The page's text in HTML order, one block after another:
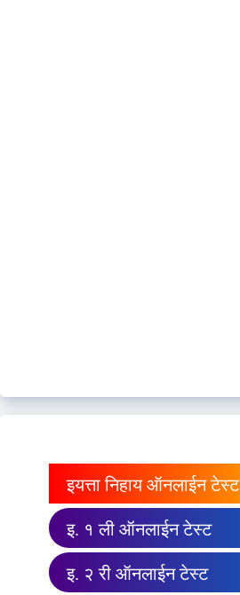
इयत्ता निहाय ऑनलाईन टेस्ट
इ. १ ली ऑनलाईन टेस्ट
इ. २ री ऑनलाईन टेस्ट